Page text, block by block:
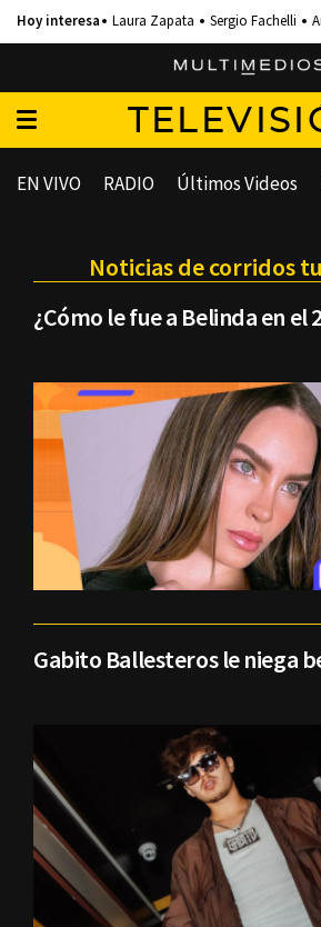
Laura Zapata Sergio Fachelli
EN VIVO RADIO Últimos Videos
Noticias de corridos
¿Cómo le fue a Belinda en el
Gabito Ballesteros le niega